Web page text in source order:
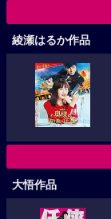
綾瀬はるか作品
大悟作品